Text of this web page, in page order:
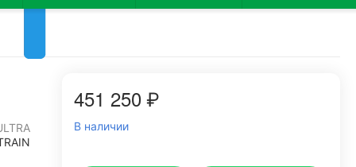
451 250₽
В наличии